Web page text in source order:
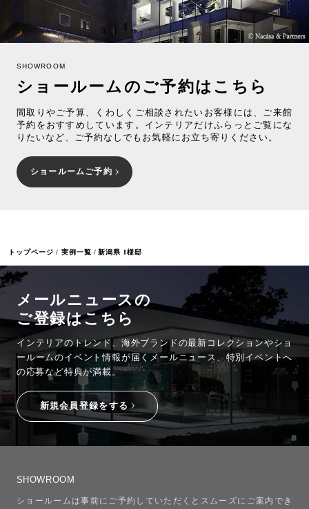
トップページ 実例一覧 新潟県 I様邸
SHOWROOM
ショールームのご予約はこちら
間取りやご予算、くわしくご相談されたいお客様には、ご来館
予約をおすすめしています。インテリアだけふらっとご覧にな
りたいなど、ご予約なしでもお気軽にお立ち寄りください。
ショールームご予約
メールニュースの
ご登録はこちら
インテリアのトレンド、海外ブランドの最新コレクションやショ
ールームのイベント情報が 届くメールニュース、特別イベントへ
の応募など特典が満載。
新規会員登録をする
SHOWROOM
ショールームは事前にご予約していただくとスムーズにご案内でき